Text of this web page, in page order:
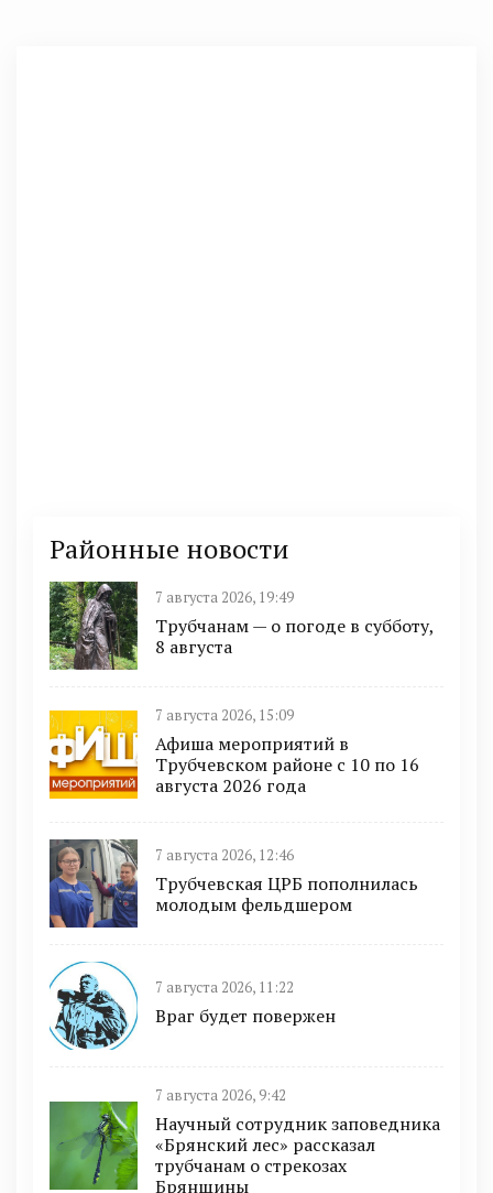
Районные новости
7 августа 2026, 19:49
Трубчанам — о погоде в субботу,
8 августа
7 августа 2026, 15:09
Афиша мероприятий в
Трубчевском районе с 10 по 16
августа 2026 года
7 августа 2026, 12:46
Трубчевская ЦРБ пополнилась
молодым фельдшером
7 августа 2026, 11:22
Враг будет повержен
7 августа 2026, 9:42
Научный сотрудник заповедника
«Брянский лес» рассказал
трубчанам о стрекозах
Брянщины